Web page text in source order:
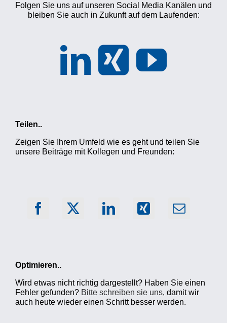
Folgen Sie uns auf unseren Social Media Kanälen und
bleiben Sie auch in Zukunft auf dem Laufenden:
Teilen..
Zeigen Sie Ihrem Umfeld wie es geht und teilen Sie
unsere Beiträge mit Kollegen und Freunden:
Optimieren..
Wird etwas nicht richtig dargestellt? Haben Sie einen
Fehler gefunden? Bitte schreiben sie uns, damit wir
auch heute wieder einen Schritt besser werden.